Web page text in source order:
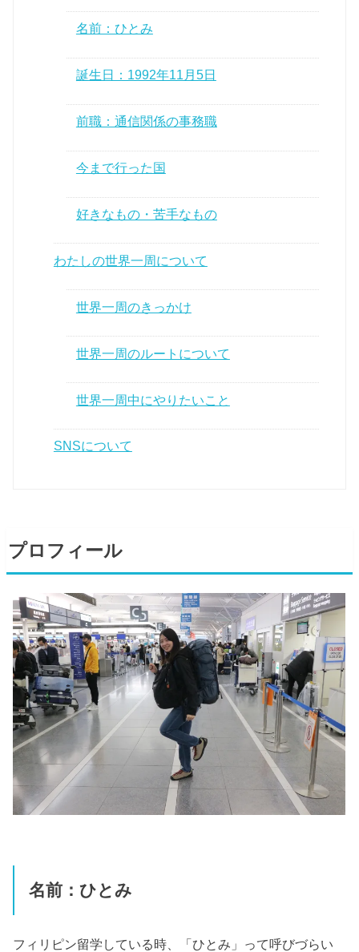
名前：ひとみ
誕生日：1992年11月5日
前職：通信関係の事務職
今まで行った国
好きなもの・苦手なもの
わたしの世界一周について
世界一周のきっかけ
世界一周のルートについて
世界一周中にやりたいこと
SNSについて
プロフィール
名前：ひとみ
フィリピン留学している時、「ひとみ」って呼びづらい